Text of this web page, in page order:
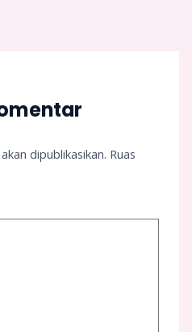
dipublikasikan. Ruas